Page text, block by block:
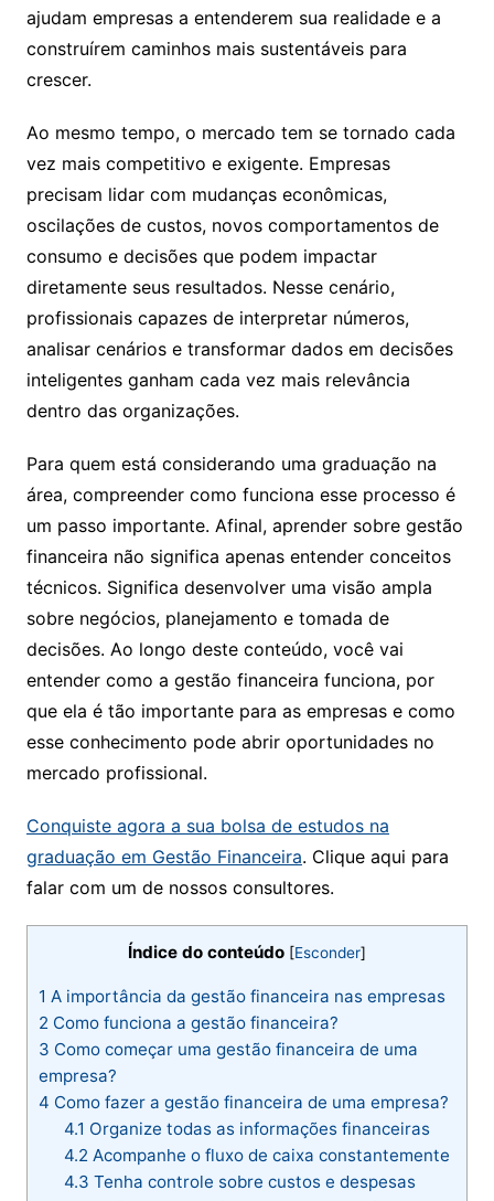
ajudam empresas a entenderem sua realidade e a
construírem caminhos mais sustentáveis para
crescer.
Ao mesmo tempo, o mercado tem se tornado cada
vez mais competitivo e exigente. Empresas
precisam lidar com mudanças econômicas,
oscilações de custos, novos comportamentos de
consumo e decisões que podem impactar
diretamente seus resultados. Nesse cenário,
profissionais capazes de interpretar números,
analisar cenários e transformar dados em decisões
inteligentes ganham cada vez mais relevância
dentro das organizações.
Para quem está considerando uma graduação na
área, compreender como funciona esse processo é
um passo importante. Afinal, aprender sobre gestão
financeira não significa apenas entender conceitos
técnicos. Significa desenvolver uma visão ampla
sobre negócios, planejamento e tomada de
decisões. Ao longo deste conteúdo, você vai
entender como a gestão financeira funciona, por
que ela é tão importante para as empresas e como
esse conhecimento pode abrir oportunidades no
mercado profissional.
Conquiste agora a sua bolsa de estudos na
graduação em Gestão Financeira. Clique aqui para
falar com um de nossos consultores.
Índice do conteúdo [Esconder]
1 A importância da gestão financeira nas empresas
2 Como funciona a gestão financeira​?
3 Como começar uma gestão financeira de uma
empresa​?
4 Como fazer a gestão financeira de uma empresa​?
4.1 Organize todas as informações financeiras
4.2 Acompanhe o fluxo de caixa constantemente
4.3 Tenha controle sobre custos e despesas